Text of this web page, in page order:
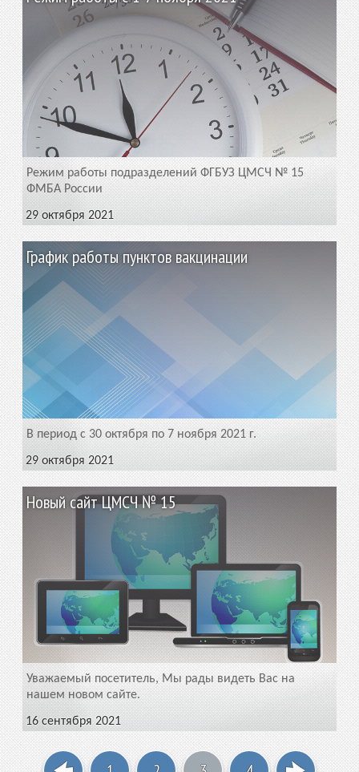
29 октября 2021
Режим работы подразделений ФГБУЗ ЦМСЧ № 15
ФМБА России
График работы пунктов вакцинации
29 октября 2021
В период с 30 октября по 7 ноября 2021 г.
Новый сайт ЦМСЧ № 15
16 сентября 2021
Уважаемый посетитель, Мы рады видеть Вас на
нашем новом сайте.